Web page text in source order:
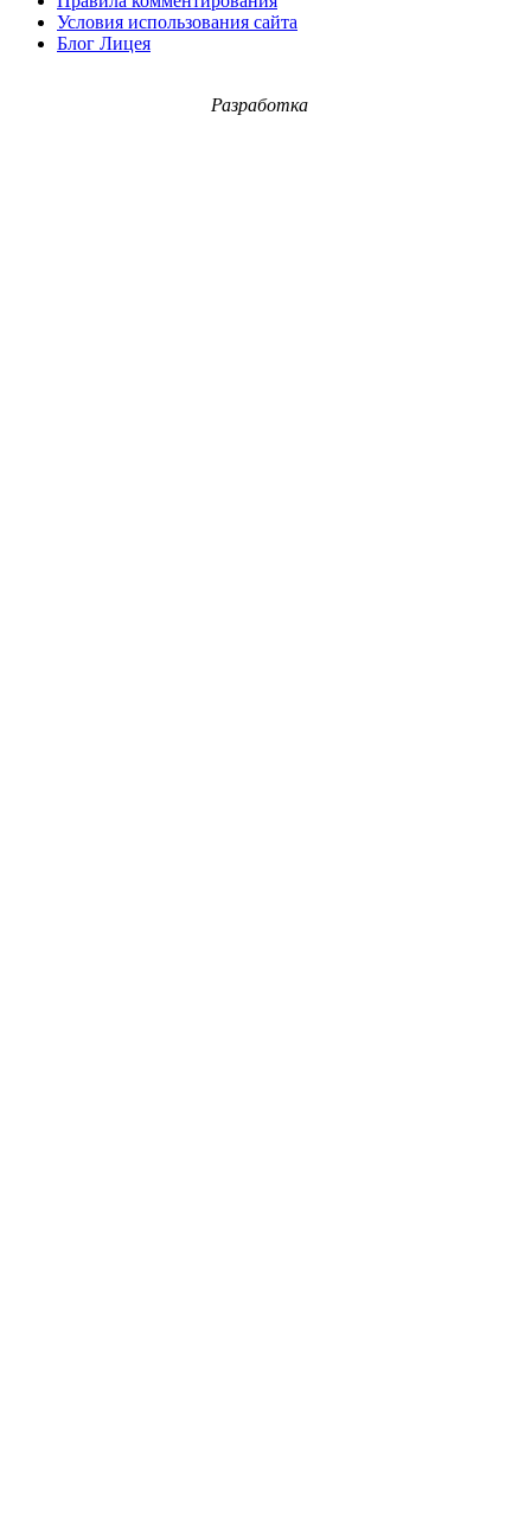
Условия использования сайта
Блог Лицея
Разработка